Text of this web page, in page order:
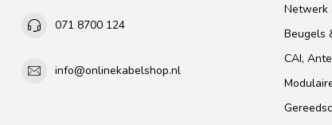
071 8700 124
info@onlinekabelshop.nl
Netwerk
Beugels
CAI,